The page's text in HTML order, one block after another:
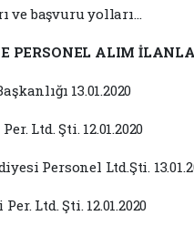
ve başvuru yolları…
PERSONEL ALIM
13.01.2020
Ltd. Şti. 12.01.2020
Personel Ltd.Şti.
Ltd. Şti. 12.01.2020